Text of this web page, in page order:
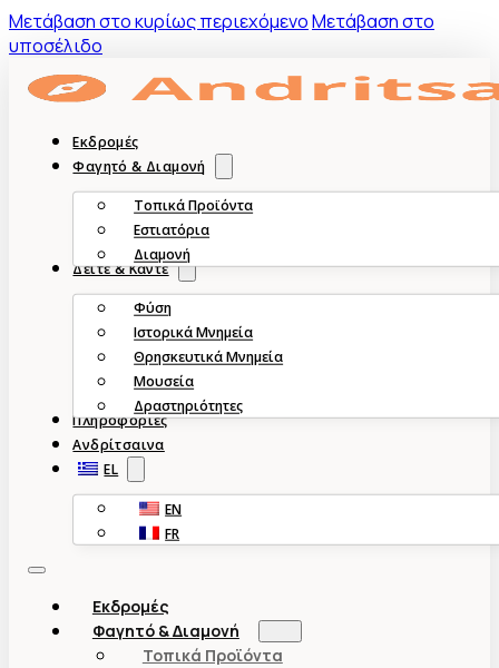
Mετάβαση στο κυρίως περιεχόμενοΜετάβαση στο
υποσέλιδο
Εκδρομές
Φαγητό & Διαμονή
Τοπικά Προϊόντα
Εστιατόρια
Διαμονή
Δείτε & Κάντε
Φύση
Ιστορικά Μνημεία
Θρησκευτικά Μνημεία
Μουσεία
Δραστηριότητες
Πληροφορίες
Ανδρίτσαινα
EL
EN
FR
Εκδρομές
Φαγητό & Διαμονή
Τοπικά Προϊόντα